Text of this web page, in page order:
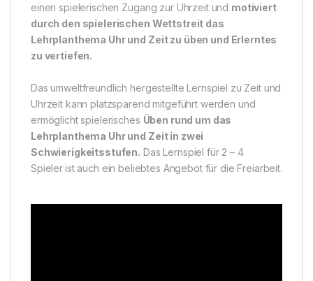
einen spielerischen Zugang zur Uhrzeit und motiviert
durch den spielerischen Wettstreit das
Lehrplanthema Uhr und Zeit zu üben und Erlerntes
zu vertiefen.
Das umweltfreundlich hergestellte Lernspiel zu Zeit und
Uhrzeit kann platzsparend mitgeführt werden und
ermöglicht spielerisches Üben rund um das
Lehrplanthema Uhr und Zeit in zwei
Schwierigkeitsstufen. Das Lernspiel für 2 – 4
Spielerist auch ein beliebtes Angebot für die Freiarbeit.